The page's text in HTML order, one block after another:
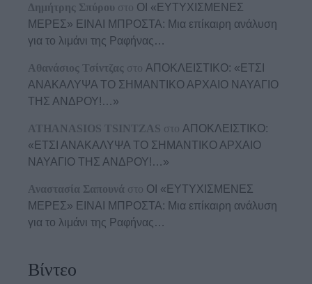
Δημήτρης Σπύρου στο ΟΙ «ΕΥΤΥΧΙΣΜΕΝΕΣ
ΜΕΡΕΣ» ΕΙΝΑΙ ΜΠΡΟΣΤΑ: Μια επίκαιρη ανάλυση
για το λιμάνι της Ραφήνας…
Αθανάσιος Τσίντζας στο ΑΠΟΚΛΕΙΣΤΙΚΟ: «ΕΤΣΙ
ΑΝΑΚΑΛΥΨΑ ΤΟ ΣΗΜΑΝΤΙΚΟ ΑΡΧΑΙΟ ΝΑΥΑΓΙΟ
ΤΗΣ ΑΝΔΡΟΥ!…»
ATHANASIOS TSINTZAS στο ΑΠΟΚΛΕΙΣΤΙΚΟ:
«ΕΤΣΙ ΑΝΑΚΑΛΥΨΑ ΤΟ ΣΗΜΑΝΤΙΚΟ ΑΡΧΑΙΟ
ΝΑΥΑΓΙΟ ΤΗΣ ΑΝΔΡΟΥ!…»
Αναστασία Σαπουνά στο ΟΙ «ΕΥΤΥΧΙΣΜΕΝΕΣ
ΜΕΡΕΣ» ΕΙΝΑΙ ΜΠΡΟΣΤΑ: Μια επίκαιρη ανάλυση
για το λιμάνι της Ραφήνας…
Βίντεο